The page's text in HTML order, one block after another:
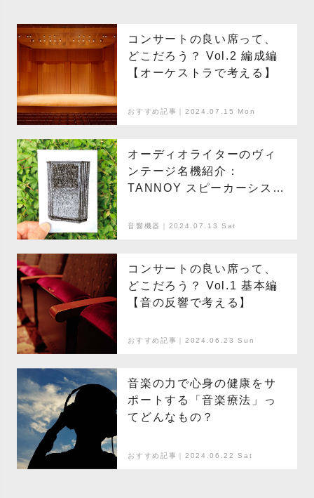
コンサートの良い席って、
どこだろう？ Vol.2 編成編
【オーケストラで考える】
おすすめ記事｜2024.07.15 Mon
オーディオライターのヴィ
ンテージ名機紹介：
TANNOY スピーカーシステ
音響機器｜2024.07.13 Sat
コンサートの良い席って、
どこだろう？ Vol.1 基本編
【音の反響で考える】
おすすめ記事｜2024.06.23 Sun
音楽の力で心身の健康をサ
ポートする「音楽療法」っ
てどんなもの？
おすすめ記事｜2024.06.22 Sat